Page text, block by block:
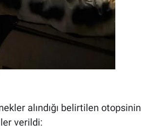
alındığı belirtilen otopsinin
verildi: